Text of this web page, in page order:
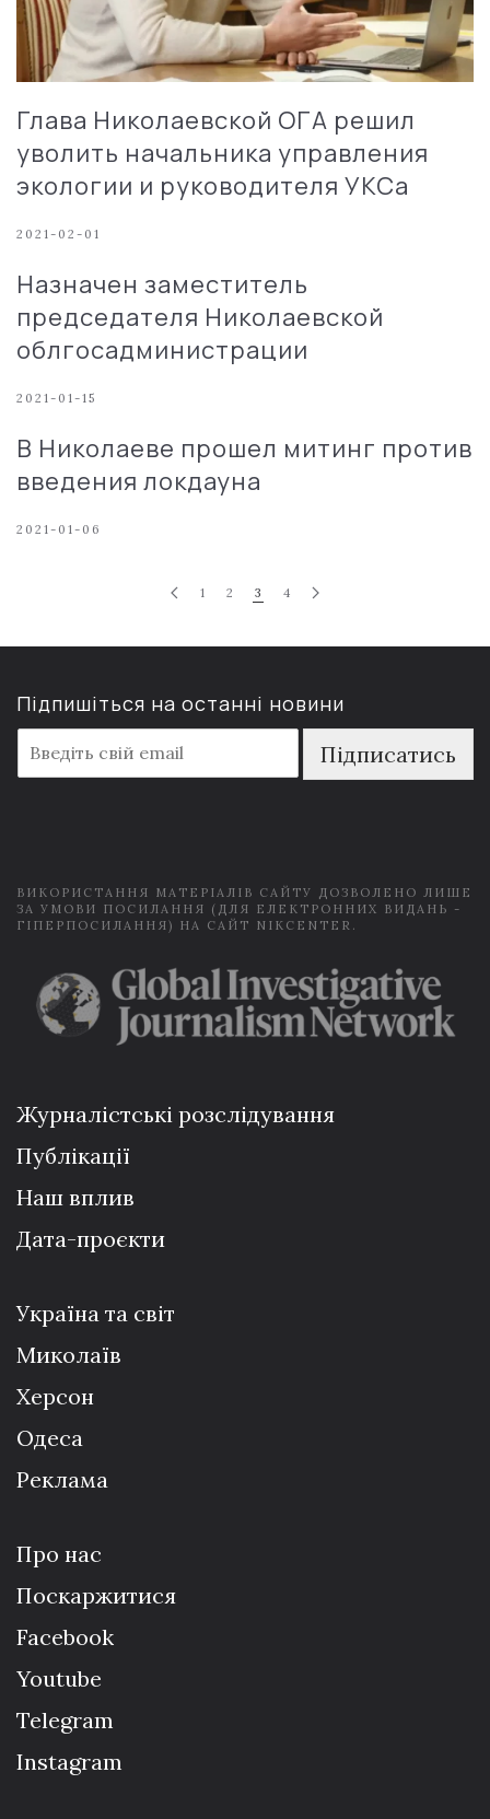
Глава Николаевской ОГА решил
уволить начальника управления
экологии и руководителя УКСа
2021-02-01
Назначен заместитель
председателя Николаевской
облгосадминистрации
2021-01-15
В Николаеве прошел митинг против
введения локдауна
2021-01-06
1 2 3 4
Підпишіться на останні новини
m
a
Підписатись
ВИКОРИСТАННЯ МАТЕРІАЛІВ САЙТУ ДОЗВОЛЕНО ЛИШЕ
ЗА УМОВИ ПОСИЛАННЯ (ДЛЯ ЕЛЕКТРОННИХ ВИДАНЬ -
ГІПЕРПОСИЛАННЯ) НА САЙТ NIKCENTER.
Журналістські розслідування
Публікації
Наш вплив
Дата-проєкти
Україна та світ
Миколаїв
Херсон
Одеса
Реклама
Про нас
Поскаржитися
Facebook
Youtube
Telegram
Instagram